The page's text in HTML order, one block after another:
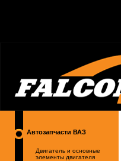
Автозапчасти ВАЗ
Двигатель и основные
элементы двигателя